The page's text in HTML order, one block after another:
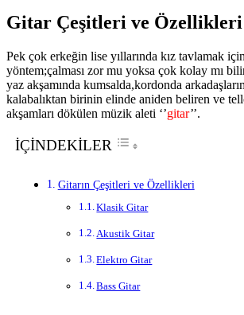
Gitar Çeşitleri ve Özellikleri
Pek çok erkeğin lise yıllarında kız tavlamak
yöntem;çalması zor mu yoksa çok kolay mı
yaz akşamında kumsalda,kordonda
kalabalıktan birinin elinde aniden beliren ve
akşamları dökülen müzik aleti ‘’gitar’’.
İÇİNDEKİLER
Gitarın Çeşitleri ve Özellikleri
Klasik Gitar
Akustik Gitar
Elektro Gitar
Bass Gitar